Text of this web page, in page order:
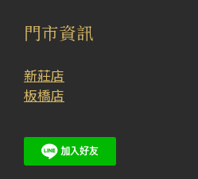
門市資訊
新莊店
板橋店